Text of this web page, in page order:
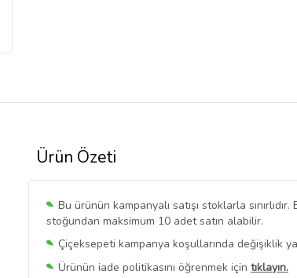
Ürün Özeti
Bu ürünün kampanyalı satışı stoklarla
stoğundan maksimum 10 adet satın alabilir.
Çiçeksepeti kampanya koşullarında değişiklik
Ürünün iade politikasını öğrenmek için tıklayın.